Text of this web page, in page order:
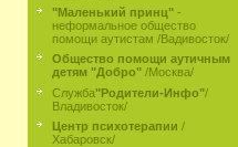
"Маленький принц" -
неформальное общество
помощи аутистам /Вадивосток/
Общество помощи аутичным
детям "Добро" /Москва/
Служба"Родители-Инфо"/
Владивосток/
Центр психотерапии /
Хабаровск/